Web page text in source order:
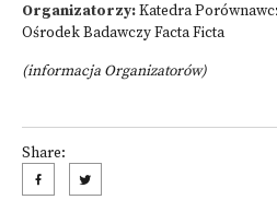
Organizatorzy:Katedra
Ośrodek Badawczy Facta Ficta
(informacja Organizatorów)
Share: